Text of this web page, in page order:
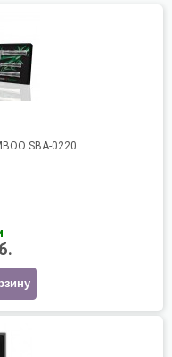
SBA-0220